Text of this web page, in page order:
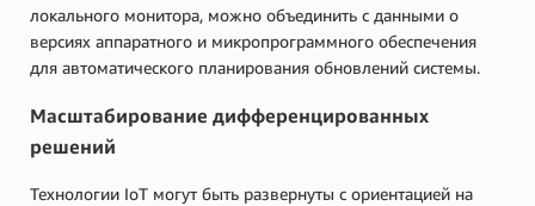
локального монитора, можно объединить с данными о
версиях аппаратного и микропрограммного обеспечения
для автоматического планирования обновлений системы.
Масштабирование дифференцированных
решений
Технологии IoT могут быть развернуты с ориентацией на